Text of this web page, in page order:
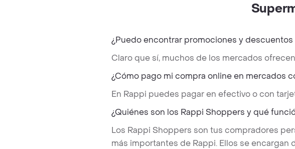
¿Puedo encontrar promociones y
Claro que sí, muchos de los mercados
¿Cómo pago mi compra online en mercados
En Rappi puedes pagar en efectivo o con
¿Quiénes son los Rappi Shoppers y qué
Los Rappi Shoppers son tus compradores
más importantes de Rappi. Ellos se